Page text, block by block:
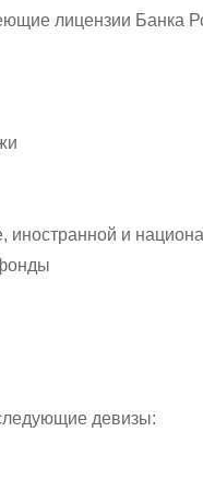
лицензии Банка
иностранной и
девизы: